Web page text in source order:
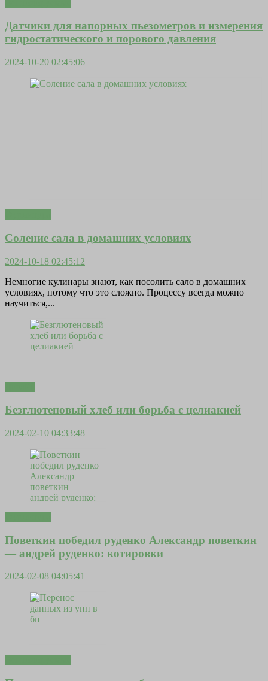
Датчики для напорных пьезометров и измерения
гидростатического и порового давления
2024-10-20 02:45:06
Соление сала в домашних условиях
2024-10-18 02:45:12
Немногие кулинары знают, как посолить сало в домашних
условиях, потому что это сложно. Процессу всегда можно
научиться,...
Безглютеновый хлеб или борьба с целиакией
2024-02-10 04:33:48
Поветкин победил руденко Александр поветкин
— андрей руденко: котировки
2024-02-08 04:05:41